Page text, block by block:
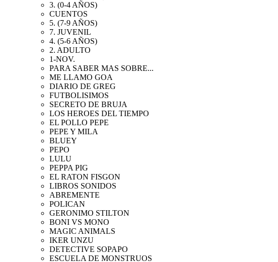
3. (0-4 AÑOS)
CUENTOS
5. (7-9 AÑOS)
7. JUVENIL
4. (5-6 AÑOS)
2. ADULTO
1-NOV.
PARA SABER MAS SOBRE...
ME LLAMO GOA
DIARIO DE GREG
FUTBOLISIMOS
SECRETO DE BRUJA
LOS HEROES DEL TIEMPO
EL POLLO PEPE
PEPE Y MILA
BLUEY
PEPO
LULU
PEPPA PIG
EL RATON FISGON
LIBROS SONIDOS
ABREMENTE
POLICAN
GERONIMO STILTON
BONI VS MONO
MAGIC ANIMALS
IKER UNZU
DETECTIVE SOPAPO
ESCUELA DE MONSTRUOS